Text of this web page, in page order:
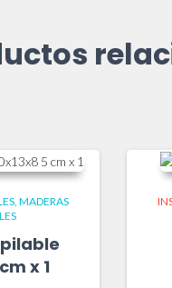
MADERAS
x 1